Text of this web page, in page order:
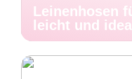
Leinenhosen
leicht und